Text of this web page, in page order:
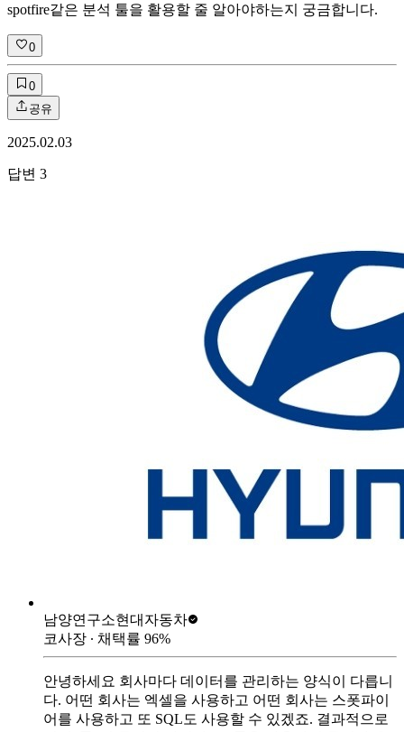
spotfire같은 분석 툴을 활용할 줄 알아야하는지 궁금합니다.
0
0
공유
2025.02.03
답변 3
남양연구소현대자동차
코사장 ∙ 채택률 96%
안녕하세요 회사마다 데이터를 관리하는 양식이 다릅니
다. 어떤 회사는 엑셀을 사용하고 어떤 회사는 스폿파이
어를 사용하고 또 SQL도 사용할 수 있겠죠. 결과적으로